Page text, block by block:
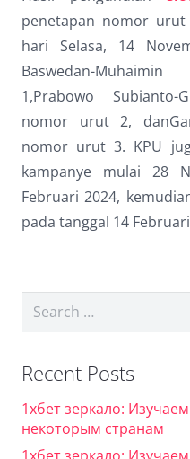
penetapan nomor
hari Selasa, 14
Baswedan-
1,Prabowo Subianto-
nomor urut 2,
nomor urut 3. KPU
kampanye mulai 28
Februari 2024,
pada tanggal 14
Search
Recent Posts
1хбет зеркало:
некоторым странам